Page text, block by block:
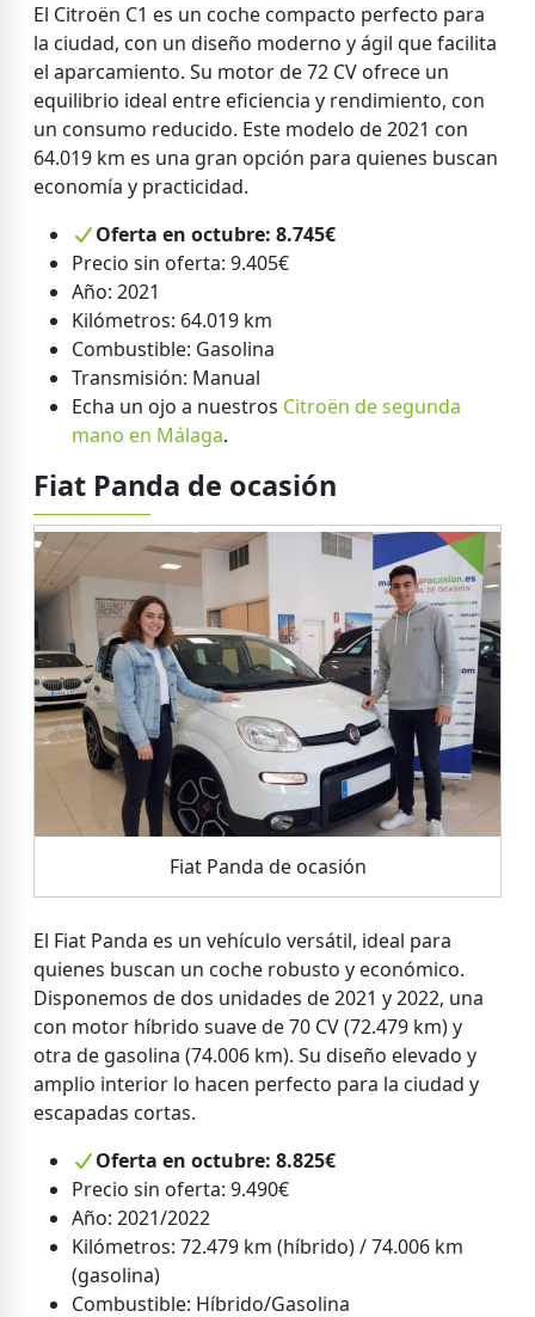
El Citroën C1 es un coche compacto perfecto para
la ciudad, con un diseño moderno y ágil que facilita
el aparcamiento. Su motor de 72 CV ofrece un
equilibrio ideal entre eficiencia y rendimiento, con
un consumo reducido. Este modelo de 2021 con
64.019 km es una gran opción para quienes buscan
economía y practicidad.
Oferta en octubre: 8.745€
Precio sin oferta: 9.405€
Año: 2021
Kilómetros: 64.019 km
Combustible: Gasolina
Transmisión: Manual
Echa un ojo a nuestros Citroën de segunda
mano en Málaga.
Fiat Panda de ocasión
Fiat Panda de ocasión
El Fiat Panda es un vehículo versátil, ideal para
quienes buscan un coche robusto y económico.
Disponemos de dos unidades de 2021 y 2022, una
con motor híbrido suave de 70 CV (72.479 km) y
otra de gasolina (74.006 km). Su diseño elevado y
amplio interior lo hacen perfecto para la ciudad y
escapadas cortas.
Oferta en octubre: 8.825€
Precio sin oferta: 9.490€
Año: 2021/2022
Kilómetros: 72.479 km (híbrido) / 74.006 km
(gasolina)
Combustible: Híbrido/Gasolina